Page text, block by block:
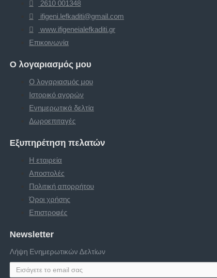
2610 001348
ifigeni.lefkaditi@gmail.com
www.ifigeneialefkaditi.gr
Επικοινωνία
Ο λογαριασμός μου
Ο λογαριασμός μου
Ιστορικό αγορών
Ενημερωτικά δελτία
Δωροεπιταγές
Εξυπηρέτηση πελατών
Η εταιρεία
Αποστολές
Πολιτική απορρήτου
Όροι χρήσης
Επιστροφές
Newsletter
Λήψη Ενημερωτικών Δελτίων